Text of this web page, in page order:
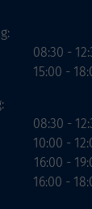
08:30 -
15:00 -
08:30 -
10:00 -
16:00 -
16:00 -